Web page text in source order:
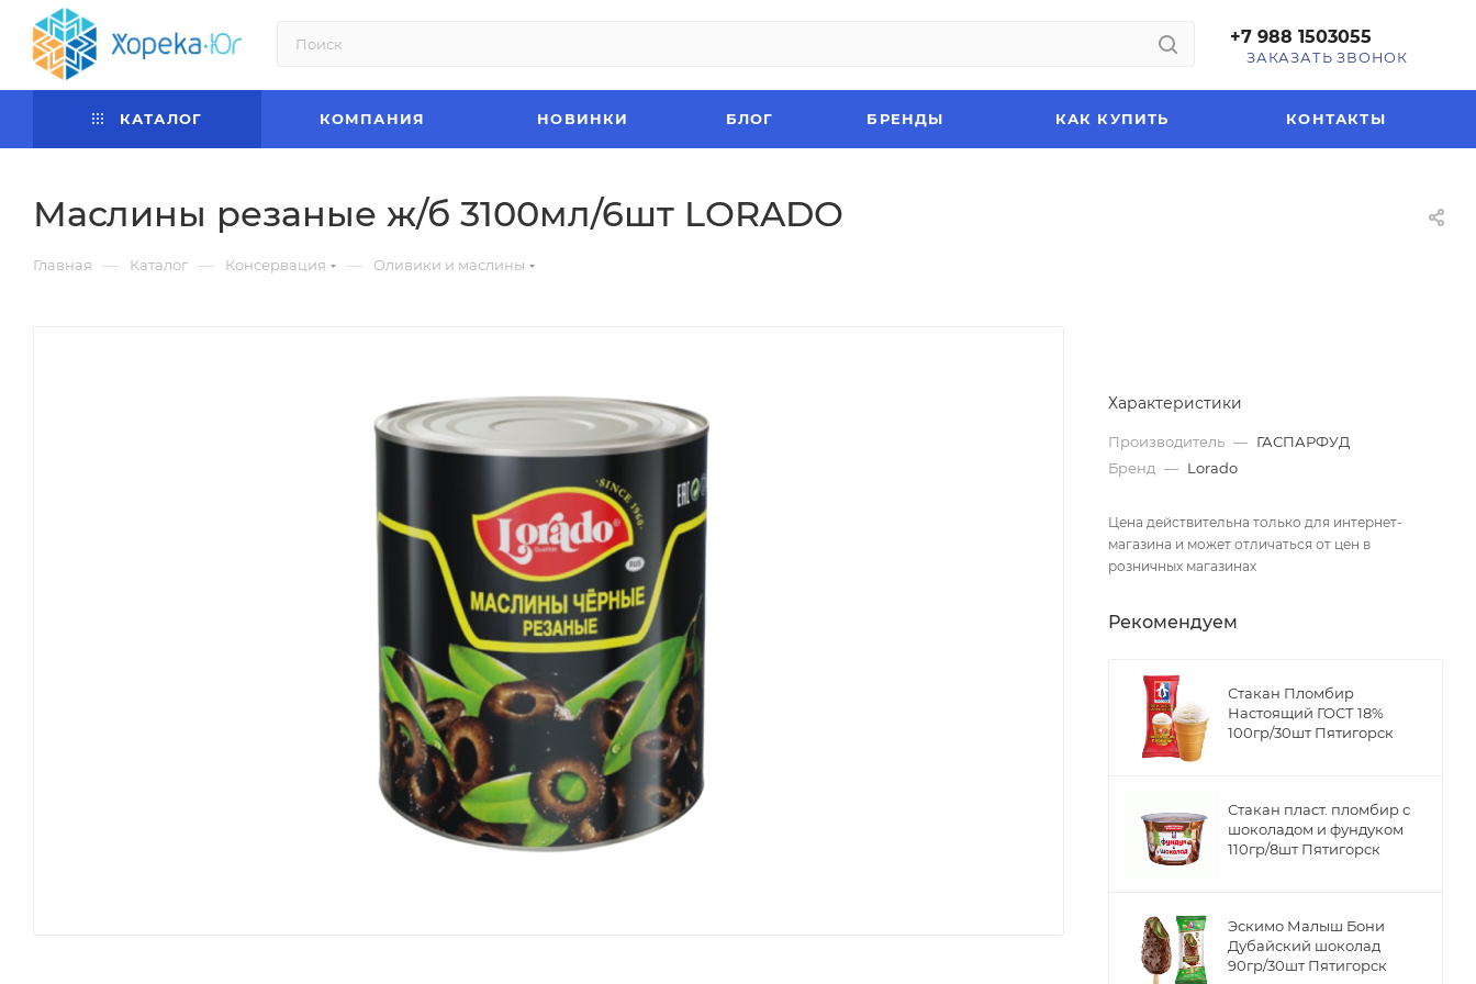
+7 988 1503055
ЗАКАЗАТЬ ЗВОНОК
КАТАЛОГ КОМПАНИЯ НОВИНКИ БЛОГ БРЕНДЫ КАК КУПИТЬ КОНТАКТЫ
Маслины резаные ж/б 3100мл/6шт LORADO
Главная — Каталог — Консервация — Оливики и маслины
Характеристики
Производитель — ГАСПАРФУД
Бренд — Lorado
Цена действительна только для интернет-
магазина и может отличаться от цен в
розничных магазинах
Рекомендуем
Стакан Пломбир
Настоящий ГОСТ 18%
100гр/30шт Пятигорск
Стакан пласт. пломбир с
шоколадом и фундуком
110гр/8шт Пятигорск
Эскимо Малыш Бони
Дубайский шоколад
90гр/30шт Пятигорск